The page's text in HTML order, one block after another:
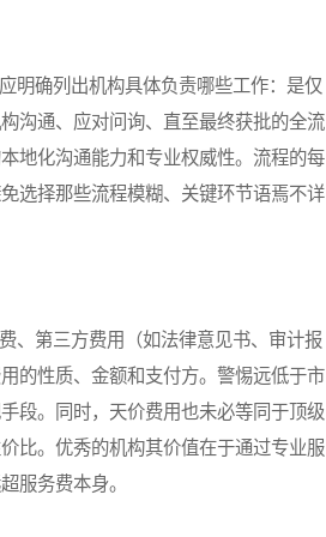
确列出机构具体负责哪些工作：是仅
沟通、应对问询、直至最终获批的全流
地化沟通能力和专业权威性。流程的每
选择那些流程模糊、关键环节语焉不详
第三方费用（如法律意见书、审计报
的性质、金额和支付方。警惕远低于市
段。同时，天价费用也未必等同于顶级
比。优秀的机构其价值在于通过专业服
服务费本身。